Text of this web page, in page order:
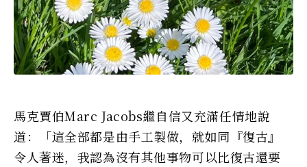
馬克賈伯Marc Jacobs繼自信又充滿任情地說
道：「這全部都是由手工製做，就如同『復古』
令人著迷，我認為沒有其他事物可以比復古還要